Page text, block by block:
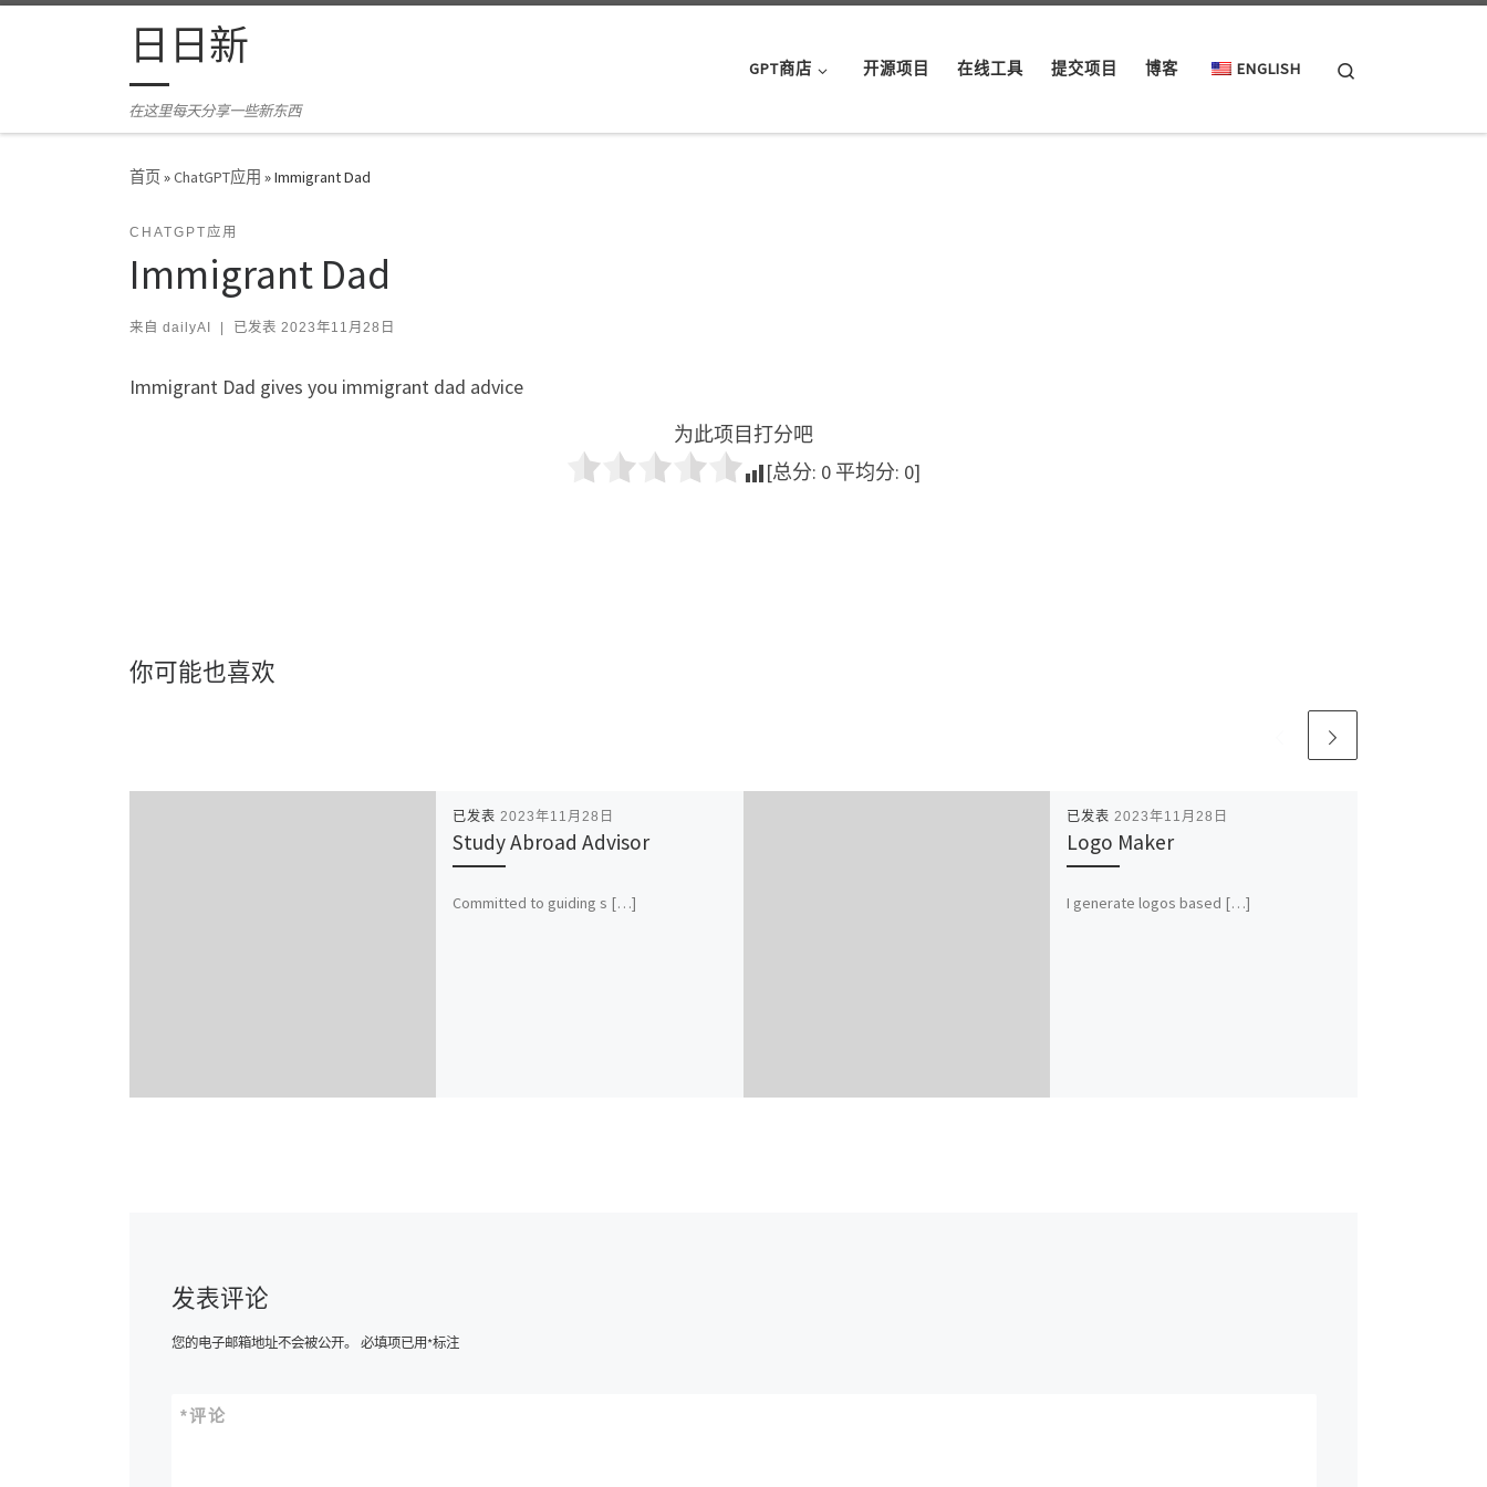
Skip to content日日新
在这里每天分享一些新东西
GPT商店 开源项目 在线工具 提交项目 博客 ENGLISH
首页»ChatGPT应用 »Immigrant Dad
CHATGPT应用
Immigrant Dad
来自 dailyAI 已发表 2023年11月28日
Immigrant Dad gives you immigrant dad advice
为此项目打分吧
[总分: 0 平均分: 0]
你可能也喜欢
已发表 2023年11月28日
Study Abroad Advisor
Committed to guiding s […]
已发表 2023年11月28日
Logo Maker
I generate logos based […]
发表评论
您的电子邮箱地址不会被公开。 必填项已用*标注
评论
*